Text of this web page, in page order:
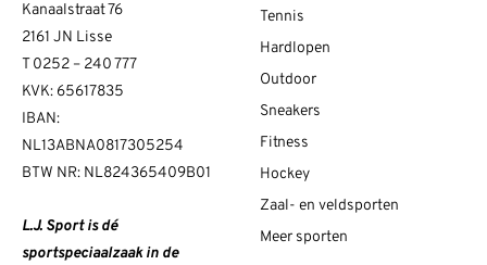
Kanaalstraat 76
2161 JN Lisse
T 0252 – 240 777
KVK: 65617835
IBAN:
NL13ABNA0817305254
BTW NR: NL824365409B01
L.J. Sport is dé
sportspeciaalzaak in de
Tennis
Hardlopen
Outdoor
Sneakers
Fitness
Hockey
Zaal- en veldsporten
Meer sporten